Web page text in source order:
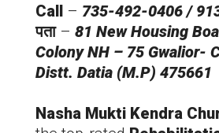
Call – 735-492-0406 /
पता– 81 New Housing
Colony NH – 75 Gwalior-
Distt. Datia (M.P) 475661
Nasha Mukti Kendra